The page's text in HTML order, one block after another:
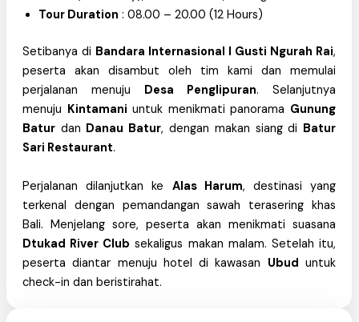
Tour Duration : 08.00 – 20.00 (12 Hours)
Setibanya di Bandara Internasional I Gusti Ngurah Rai,
peserta akan disambut oleh tim kami dan memulai
perjalanan menuju Desa Penglipuran. Selanjutnya
menuju Kintamani untuk menikmati panorama Gunung
Baturdan Danau Batur, dengan makan siang di Batur
Sari Restaurant.
Perjalanan dilanjutkan ke Alas Harum, destinasi yang
terkenal dengan pemandangan sawah terasering khas
Bali. Menjelang sore, peserta akan menikmati suasana
Dtukad River Club sekaligus makan malam. Setelah itu,
peserta diantar menuju hotel di kawasan Ubud untuk
check-in dan beristirahat.